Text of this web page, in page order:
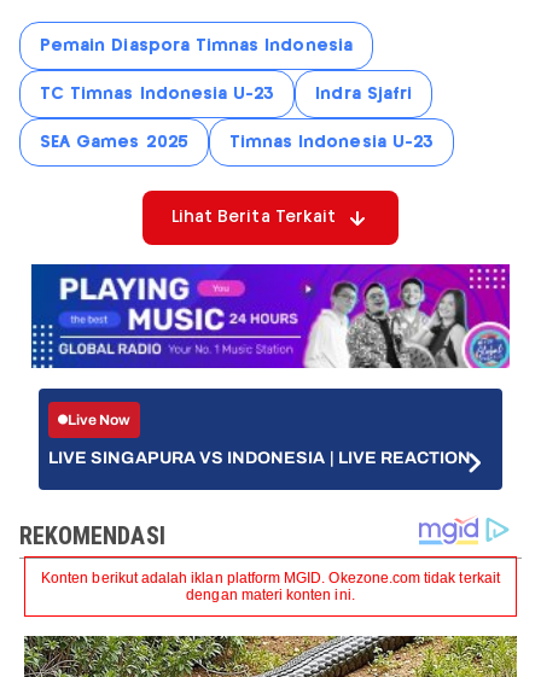
Pemain Diaspora Timnas Indonesia
TC Timnas Indonesia U-23 Indra Sjafri
SEA Games 2025 Timnas Indonesia U-23
Lihat Berita Terkait
Live Now
LIVE SINGAPURA VS INDONESIA | LIVE REACTION